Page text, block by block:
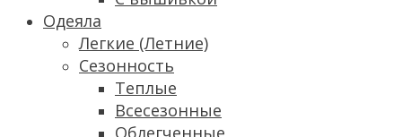
Одеяла
Легкие (Летние)
Сезонность
Теплые
Всесезонные
Облегченные